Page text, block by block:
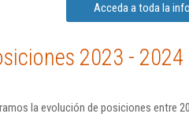
Acceda a toda la
2023 - 2024
la evolución de posiciones entre